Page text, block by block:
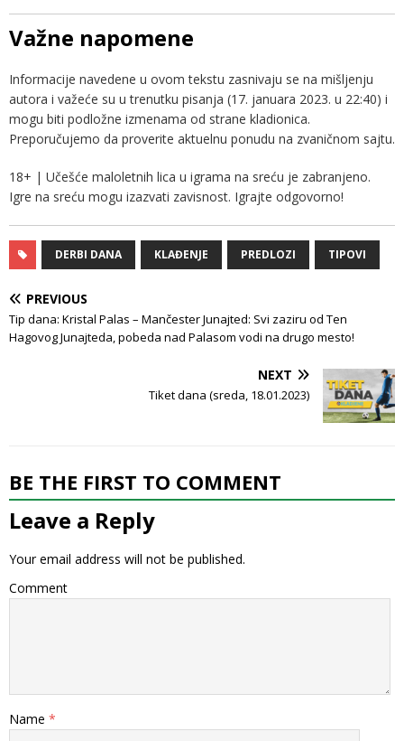
Važne napomene
Informacije navedene u ovom tekstu zasnivaju se na mišljenju
autora i važeće su u trenutku pisanja (17. januara 2023. u 22:40) i
mogu biti podložne izmenama od strane kladionica.
Preporučujemo da proverite aktuelnu ponudu na zvaničnom sajtu.
18+ | Učešće maloletnih lica u igrama na sreću je zabranjeno.
Igre na sreću mogu izazvati zavisnost. Igrajte odgovorno!
DERBI DANA KLAĐENJE PREDLOZI TIPOVI
PREVIOUS
Tip dana: Kristal Palas – Mančester Junajted: Svi zaziru od Ten
Hagovog Junajteda, pobeda nad Palasom vodi na drugo mesto!
NEXT
Tiket dana (sreda, 18.01.2023)
BE THE FIRST TO COMMENT
Leave a Reply
Your email address will not be published.
Comment
Name *